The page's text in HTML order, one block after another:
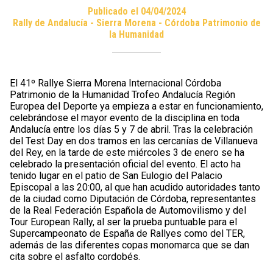
Publicado el 04/04/2024
Rally de Andalucía - Sierra Morena - Córdoba Patrimonio de
la Humanidad
El 41º Rallye Sierra Morena Internacional Córdoba
Patrimonio de la Humanidad Trofeo Andalucía Región
Europea del Deporte ya empieza a estar en funcionamiento,
celebrándose el mayor evento de la disciplina en toda
Andalucía entre los días 5 y 7 de abril. Tras la celebración
del Test Day en dos tramos en las cercanías de Villanueva
del Rey, en la tarde de este miércoles 3 de enero se ha
celebrado la presentación oficial del evento. El acto ha
tenido lugar en el patio de San Eulogio del Palacio
Episcopal a las 20:00, al que han acudido autoridades tanto
de la ciudad como Diputación de Córdoba, representantes
de la Real Federación Española de Automovilismo y del
Tour European Rally, al ser la prueba puntuable para el
Supercampeonato de España de Rallyes como del TER,
además de las diferentes copas monomarca que se dan
cita sobre el asfalto cordobés.